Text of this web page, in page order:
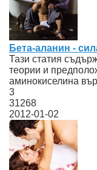
Бета-аланин -
Тази статия
теории и
аминокиселина
3
31268
2012-01-02